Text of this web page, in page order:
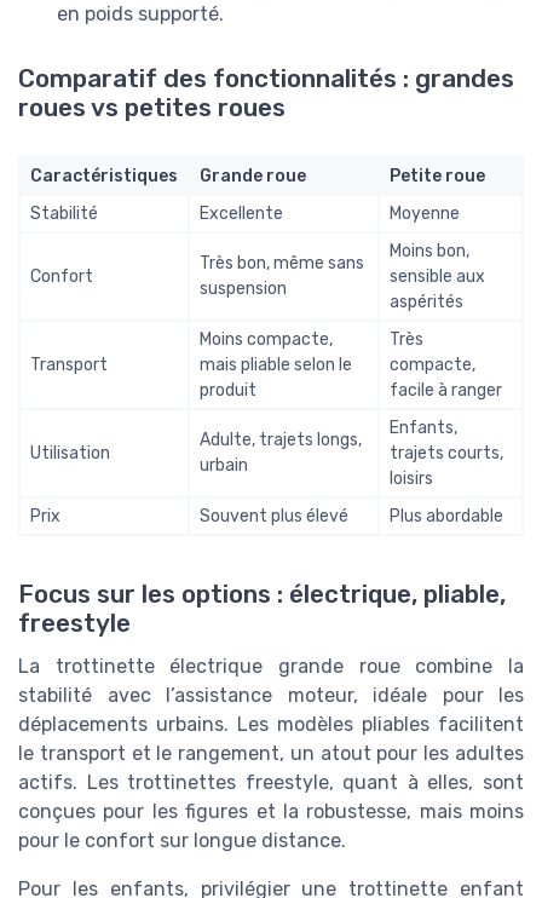
en poids supporté.
Comparatif des fonctionnalités : grandes
roues vs petites roues
Caractéristiques Grande roue
Petite roue
Stabilité
Excellente Moyenne
Confort
Très bon, même sans
suspension
Moins bon,
sensible aux
aspérités
Transport
Moins compacte,
mais pliable selon le
produit
Très
compacte,
facile à ranger
Utilisation
Adulte, trajets longs,
urbain
Enfants,
trajets courts,
loisirs
Prix
Souvent plus élevé Plus abordable
Focus sur les options : électrique, pliable,
freestyle
La trottinette électrique grande roue combine la
stabilité avec l’assistance moteur, idéale pour les
déplacements urbains. Les modèles pliables facilitent
le transport et le rangement, un atout pour les adultes
actifs. Les trottinettes freestyle, quant à elles, sont
conçues pour les figures et la robustesse, mais moins
pour le confort sur longue distance.
Pour les enfants, privilégier une trottinette enfant